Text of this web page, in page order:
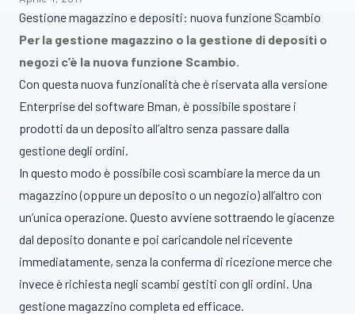
Gestione magazzino e depositi: nuova funzione Scambio
Per la gestione magazzino o la gestione di depositi o
negozi c’è la nuova funzione Scambio.
Con questa nuova funzionalità che è riservata alla versione
Enterprise del software Bman, è possibile spostare i
prodotti da un deposito all’altro senza passare dalla
gestione degli ordini.
In questo modo è possibile così scambiare la merce da un
magazzino (oppure un deposito o un negozio) all’altro con
un’unica operazione. Questo avviene sottraendo le giacenze
dal deposito donante e poi caricandole nel ricevente
immediatamente, senza la conferma di ricezione merce che
invece è richiesta negli scambi gestiti con gli ordini. Una
gestione magazzino completa ed efficace.